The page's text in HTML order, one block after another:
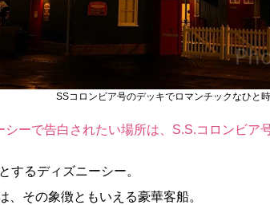
SSコロンビア号のデッキでロマンチックなひと
ーで告白されたい場所は、S.S.コロンビア
するディズニーシー。
、その象徴ともいえる豪華客船。